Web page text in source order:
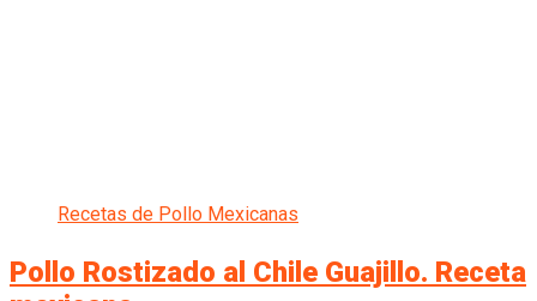
Recetas de Pollo Mexicanas
Pollo Rostizado al Chile Guajillo. Receta